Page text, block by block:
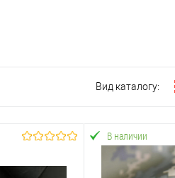
Вид каталогу:
В наличии